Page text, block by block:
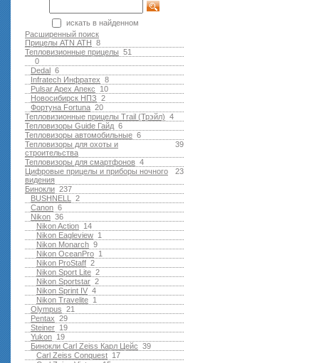
искать в найденном
Расширенный поиск
8
Прицелы ATN АТН
51
Тепловизионные прицелы
0
6
Dedal
8
Infratech Инфратех
10
Pulsar Apex Апекс
2
Новосибирск НПЗ
20
Фортуна Fortuna
4
Тепловизионные прицелы Trail (Трэйл)
6
Тепловизоры Guide Гайд
6
Тепловизоры автомобильные
39
Тепловизоры для охоты и
строительства
4
Тепловизоры для смартфонов
23
Цифровые прицелы и приборы ночного
видения
237
Бинокли
2
BUSHNELL
6
Canon
36
Nikon
14
Nikon Action
1
Nikon Eagleview
9
Nikon Monarch
1
Nikon OceanPro
2
Nikon ProStaff
2
Nikon Sport Lite
2
Nikon Sportstar
4
Nikon Sprint IV
1
Nikon Travelite
21
Olympus
29
Pentax
19
Steiner
19
Yukon
39
Бинокли Carl Zeiss Карл Цейс
17
Carl Zeiss Conquest